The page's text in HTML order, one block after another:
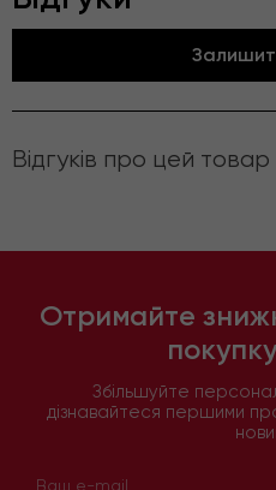
Відгуків про цей
Отримайте
Збільшуйте
дізнавайтеся першими